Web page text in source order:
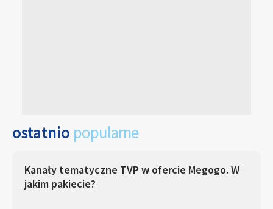
ostatnio popularne
Kanały tematyczne TVP w ofercie Megogo. W
jakim pakiecie?